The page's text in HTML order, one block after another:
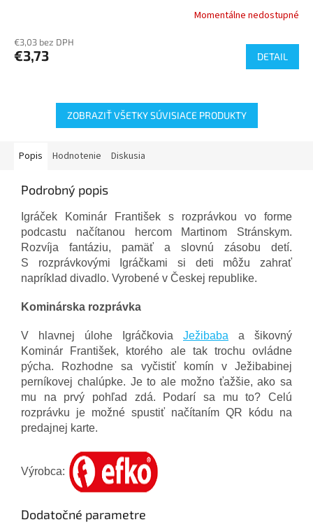
Momentálne nedostupné
€3,03 bez DPH
€3,73 DETAIL
ZOBRAZIŤ VŠETKY SÚVISIACE PRODUKTY
Popis Hodnotenie Diskusia
Podrobný popis
Igráček Kominár František s rozprávkou vo forme
podcastu načítanou hercom
Martinom Stránskym.
Rozvíja fantáziu, pamäť a slovnú zásobu detí.
S rozprávkovými Igráčkami si deti môžu zahrať
napríklad divadlo. Vyrobené v Českej republike.
Kominárska rozprávka
V hlavnej úlohe Igráčkovia Ježibaba a šikovný
Kominár František, ktorého ale tak trochu ovládne
pýcha. Rozhodne sa vyčistiť komín v Ježibabinej
perníkovej chalúpke. Je to ale možno ťažšie, ako sa
mu na prvý pohľad zdá. Podarí sa mu to? Celú
rozprávku je možné spustiť načítaním QR kódu na
predajnej karte.
Výrobca:
Dodatočné parametre